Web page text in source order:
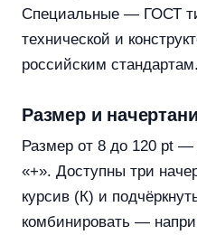
Специальные — ГОСТ
технической и
российским стандартам.
Размер и
Размер от 8 до 120 pt —
«+». Доступны три
курсив (К) и
комбинировать —